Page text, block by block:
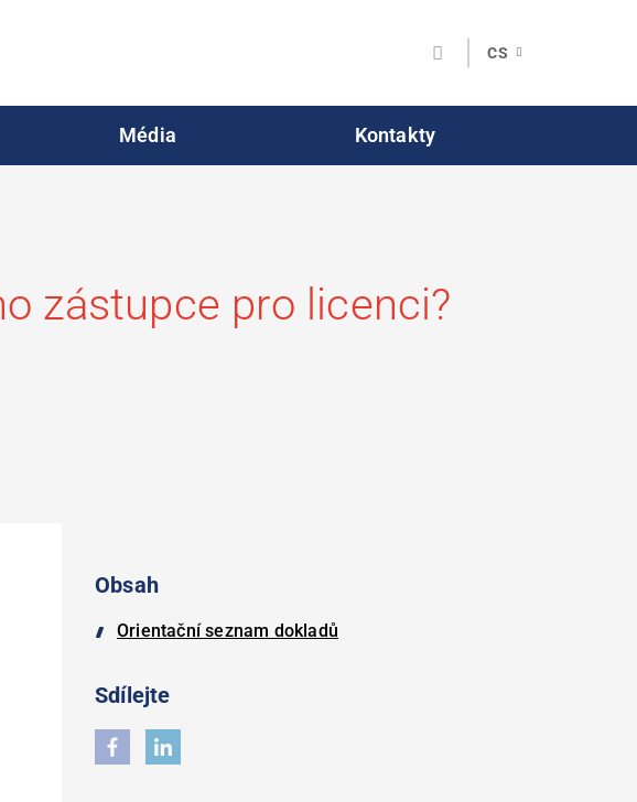
CS
Média Kontakty
zástupce pro licenci?
Obsah
Orientační seznam dokladů
Sdílejte